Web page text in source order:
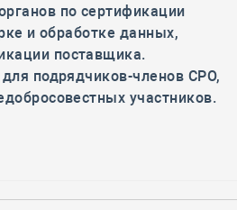
по сертификации
и обработке данных,
поставщика.
подрядчиков-членов СРО,
участников.